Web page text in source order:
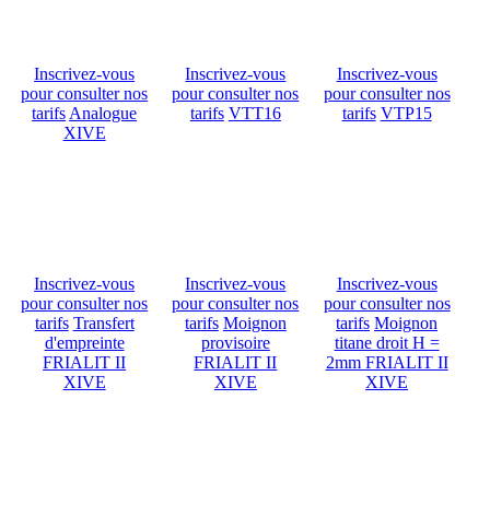
Inscrivez-vous
pour consulter nos
tarifs Analogue
XIVE
Inscrivez-vous
pour consulter nos
tarifs VTT16
Inscrivez-vous
pour consulter nos
tarifs VTP15
Inscrivez-vous
pour consulter nos
tarifs Transfert
d'empreinte
FRIALIT II
XIVE
Inscrivez-vous
pour consulter nos
tarifs Moignon
provisoire
FRIALIT II
XIVE
Inscrivez-vous
pour consulter nos
tarifs Moignon
titane droit H =
2mm FRIALIT II
XIVE